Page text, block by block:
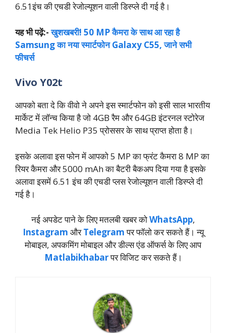
6.51इंच की एचडी रेजोल्यूशन वाली डिस्प्ले दी गई है।
यह भी पढ़ें:-खुशखबरी! 50 MP कैमरा के साथ आ रहा है
Samsung का नया स्मार्टफोन Galaxy C55, जाने सभी
फीचर्स
Vivo Y02t
आपको बता दे कि वीवो ने अपने इस स्मार्टफोन को इसी साल भारतीय
मार्केट में लॉन्च किया है जो 4GB रैम और 64GB इंटरनल स्टोरेज
Media Tek Helio P35 प्रोससर के साथ प्राप्त होता है।
इसके अलावा इस फोन में आपको 5 MP का फ्रंट कैमरा 8 MP का
रियर कैमरा और 5000 mAh का बैटरी बैकअप दिया गया है इसके
अलावा इसमें 6.51 इंच की एचडी प्लस रेजोल्यूशन वाली डिस्प्ले दी
गई है।
नई अपडेट पाने के लिए मतलबी खबर कोWhatsApp,
Instagram औरTelegramपर फॉलो कर सकते हैं। न्‍यू
मोबाइल, अपकमिंग मोबाइल और डील्‍स एंड ऑफर्स के लिए आप
Matlabikhabarपर विजिट कर सकते हैं।